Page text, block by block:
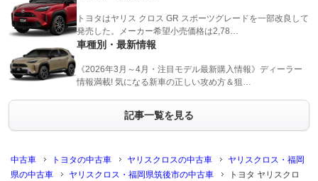
トヨタはヤリス クロス GR スポーツグレードを一部改良して
発売した。メーカー希望小売価格は2,78…
車種別・最新情報
《2026年3月～4月・注目モデル最新購入情報》ディーラー
情報満載! 気になる新車の正しい攻め方＆狙…
記事一覧を見る
中古車 トヨタの中古車 ヤリスクロスの中古車
ヤリスクロス・福岡
県の中古車
ヤリスクロス・福岡県筑後市の中古車
トヨタ ヤリスクロ